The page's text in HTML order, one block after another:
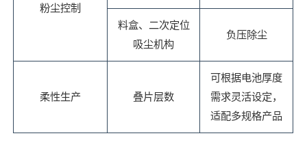
粉尘控制
料盒、二次定位
吸尘机构
负压除尘
柔性生产 叠片层数
可根据电池厚度
需求灵活设定，
适配多规格产品